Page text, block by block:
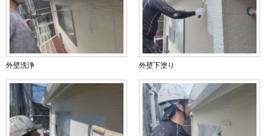
外壁洗浄 外壁下塗り